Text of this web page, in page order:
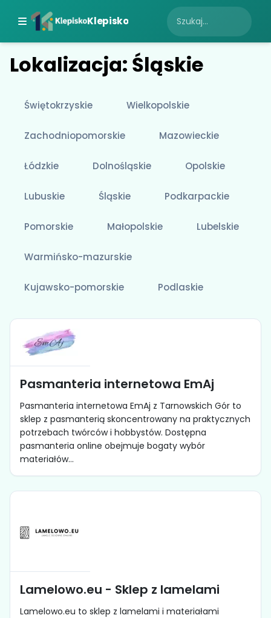
Klepisko
Lokalizacja: Śląskie
Świętokrzyskie Wielkopolskie
Zachodniopomorskie Mazowieckie
Łódzkie Dolnośląskie Opolskie
Lubuskie Śląskie Podkarpackie
Pomorskie Małopolskie Lubelskie
Warmińsko-mazurskie
Kujawsko-pomorskie Podlaskie
Pasmanteria internetowa EmAj
Pasmanteria internetowa EmAj z Tarnowskich Gór to
sklep z pasmanterią skoncentrowany na praktycznych
potrzebach twórców i hobbystów. Dostępna
pasmanteria online obejmuje bogaty wybór
materiałów...
Lamelowo.eu - Sklep z lamelami
Lamelowo.eu to sklep z lamelami i materiałami